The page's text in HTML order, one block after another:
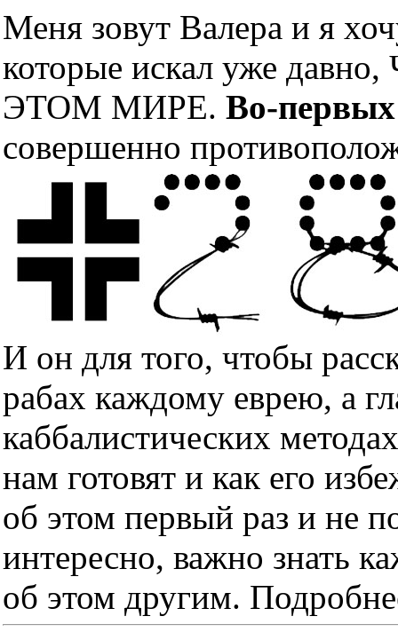
Меня зовут Валера и я
которые искал уже
ЭТОМ МИРЕ. Во-первых
совершенно
И он для того, чтобы
рабах каждому еврею, а
каббалистических
нам готовят и как его
об этом первый раз и не
интересно, важно знать
об этом другим.